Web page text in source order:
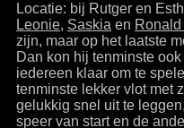
Locatie: bij Rutger en
Leonie, Saskia en Ronald I
zijn, maar op het laatste
Dan kon hij tenminste
iedereen klaar om te
tenminste lekker vlot met
gelukkig snel uit te
speer van start en de